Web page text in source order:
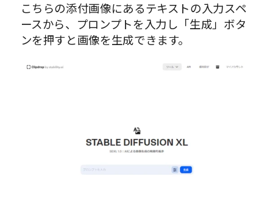
こちらの添付画像にあるテキストの入力スペ
ースから、プロンプトを入力し「生成」ボタ
ンを押すと画像を生成できます。